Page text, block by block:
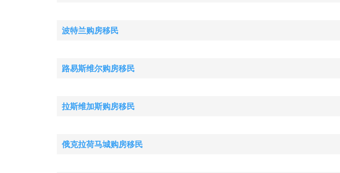
波特兰购房移民
路易斯维尔购房移民
拉斯维加斯购房移民
俄克拉荷马城购房移民